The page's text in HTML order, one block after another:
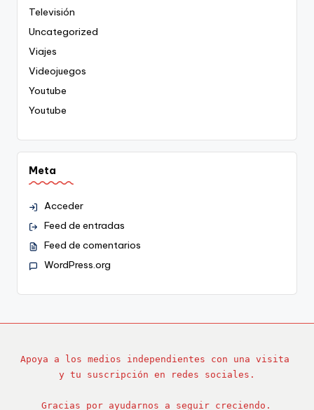
Televisión
Uncategorized
Viajes
Videojuegos
Youtube
Youtube
Meta
Acceder
Feed de entradas
Feed de comentarios
WordPress.org
Apoya a los medios independientes con una visita
y tu suscripción en redes sociales.
Gracias por ayudarnos a seguir creciendo.